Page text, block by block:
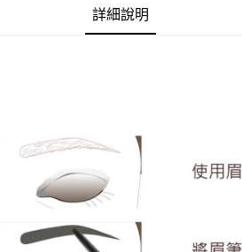
每筆NT$60，滿NT$599(含以上)免運費
每筆NT$120，滿NT$1,999(含以上)免運費
詳細說明